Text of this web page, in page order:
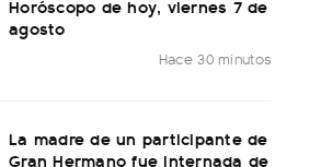
Horóscopo de hoy, viernes 7 de
agosto
Hace 30 minutos
La madre de un participante de
Gran Hermano fue internada de